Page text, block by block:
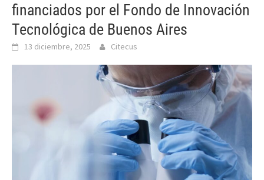
financiados por el Fondo de Innovación
Tecnológica de Buenos Aires
13 diciembre, 2025 Citecus